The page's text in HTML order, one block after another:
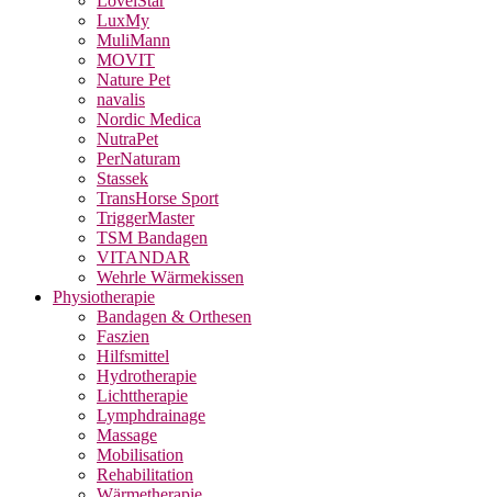
LuxMy
MuliMann
MOVIT
Nature Pet
navalis
Nordic Medica
NutraPet
PerNaturam
Stassek
TransHorse Sport
TriggerMaster
TSM Bandagen
VITANDAR
Wehrle Wärmekissen
Physiotherapie
Bandagen & Orthesen
Faszien
Hilfsmittel
Hydrotherapie
Lichttherapie
Lymphdrainage
Massage
Mobilisation
Rehabilitation